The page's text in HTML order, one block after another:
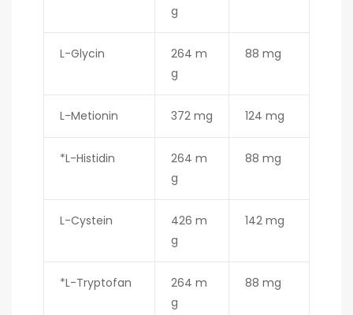
g
L-Glycin
264 m
g
88 mg
L-Metionin 372 mg 124 mg
*L-Histidin
264 m
g
88 mg
L-Cystein
426 m
g
142 mg
*L-Tryptofan
264 m
g
88 mg